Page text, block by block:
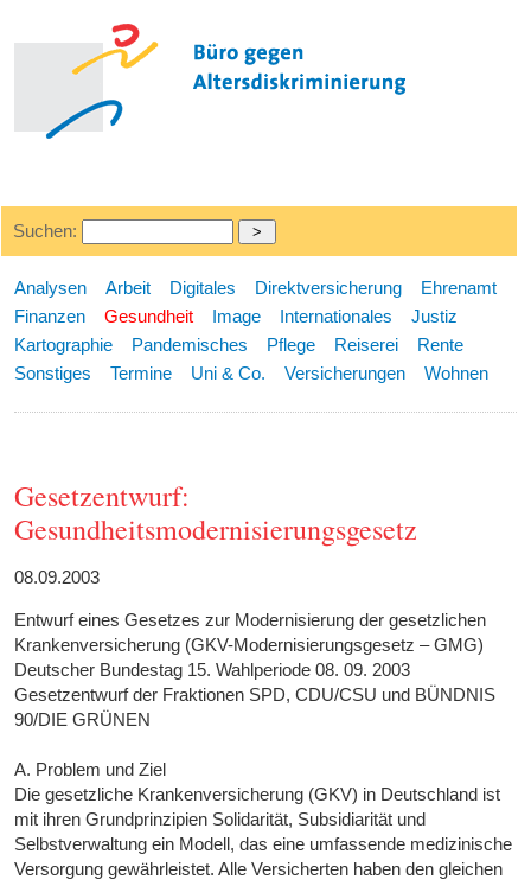
Suchen:
Analysen Arbeit Digitales Direktversicherung
Ehrenamt
Finanzen
Gesundheit Image Internationales
Justiz
Kartographie
Pandemisches Pflege Reiserei
Rente
Sonstiges
Termine Uni & Co. Versicherungen Wohnen
Gesetzentwurf:
Gesundheitsmodernisierungsgesetz
08.09.2003
Entwurf eines Gesetzes zur Modernisierung der gesetzlichen
Krankenversicherung (GKV-Modernisierungsgesetz – GMG)
Deutscher Bundestag 15. Wahlperiode 08. 09. 2003
Gesetzentwurf der Fraktionen SPD, CDU/CSU und BÜNDNIS
90/DIE GRÜNEN
A. Problem und Ziel
Die gesetzliche Krankenversicherung (GKV) in Deutschland ist
mit ihren Grundprinzipien Solidarität, Subsidiarität und
Selbstverwaltung ein Modell, das eine umfassende medizinische
Versorgung gewährleistet. Alle Versicherten haben den gleichen